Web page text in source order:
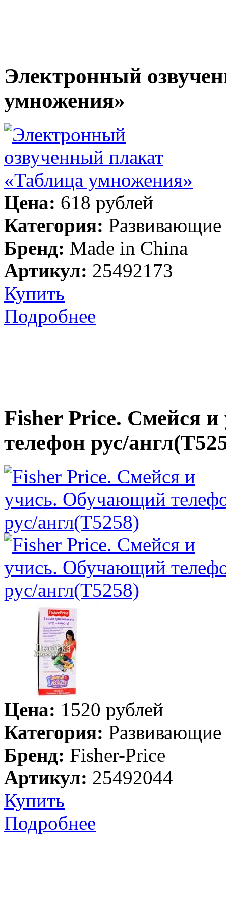
Электронный
умножения»
Цена: 618 рублей
Категория: Развивающие
Бренд: Made in China
Артикул: 25492173
Купить
Подробнее
Fisher Price. Смейся
телефон рус/
Цена: 1520 рублей
Категория: Развивающие
Бренд: Fisher-Price
Артикул: 25492044
Купить
Подробнее